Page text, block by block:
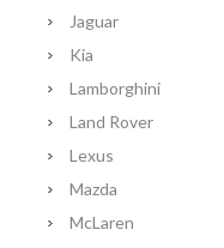
Jaguar
Kia
Lamborghini
Land Rover
Lexus
Mazda
McLaren